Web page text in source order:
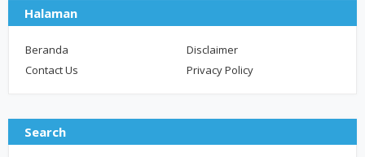
Halaman
Beranda
Disclaimer
Contact Us
Privacy Policy
Search